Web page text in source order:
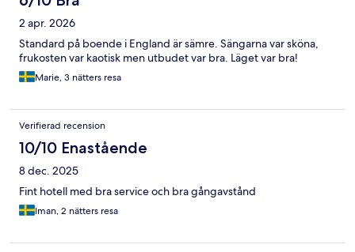
2 apr. 2026
Standard på boende i England är sämre. Sängarna var sköna,
frukosten var kaotisk men utbudet var bra. Läget var bra!
Marie, 3 nätters resa
Verifierad recension
10/10 Enastående
8 dec. 2025
Fint hotell med bra service och bra gångavstånd
Iman, 2 nätters resa